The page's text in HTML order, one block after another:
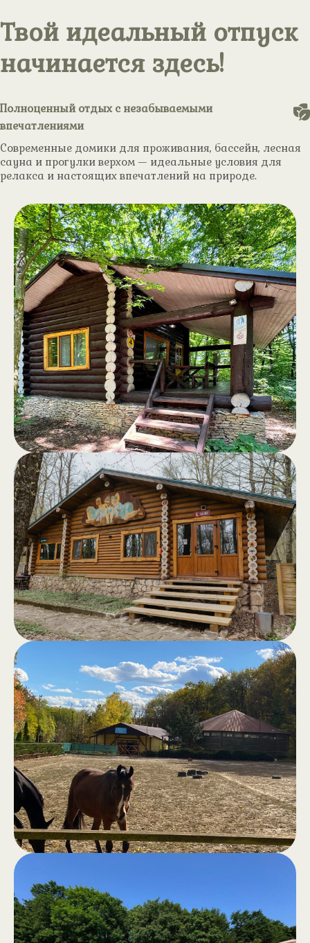
Твой идеальный отпуск
начинается здесь!
Полноценный отдых с незабываемыми
впечатлениями
Современные домики для проживания, бассейн, лесная
сауна и прогулки верхом — идеальные условия для
релакса и настоящих впечатлений на природе.
Комфортабельные деревянные
домики с террасой и панорамным
видом на лес — идеальное
убежище от городской спешки.
Домики .
Классическая сауна, хамам,
открытый джакузи, бассейн и зона
для барбекю — всё для отличного
настроения и полного комфорта.
Сауна в лесу.
Прогулки
верхом